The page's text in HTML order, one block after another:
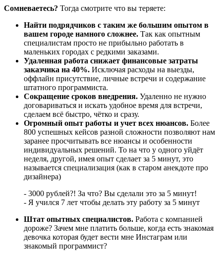
Сомневаетесь? Тогда смотрите что вы теряете:
Найти подрядчиков с таким же большим опытом в
вашем городе намного сложнее. Так как опытным
специалистам просто не прибыльно работать в
маленьких городах с редкими заказами.
Удаленная работа снижает финансовые затраты
заказчика на 40%. Исключая расходы на выезды,
оффлайн присутствие, личные встречи и содержание
штатного программиста.
Сокращение сроков внедрения. Удаленно не нужно
договариваться и искать удобное время для встречи,
сделаем всё быстро, чётко и сразу.
Огромный опыт работы и учет всех нюансов. Более
800 успешных кейсов разной сложности позволяют нам
заранее просчитывать все нюансы и особенности
индивидуальных решений. То на что у одного уйдёт
неделя, другой, имея опыт сделает за 5 минут, это
называется специализация (как в старом анекдоте про
дизайнера)
- 3000 рублей?! За что? Вы сделали это за 5 минут!
- Я учился 7 лет чтобы делать эту работу за 5 минут
Штат опытных специалистов. Работа с компанией
дороже? Зачем мне платить больше, когда есть знакомая
девочка которая будет вести мне Инстаграм или
знакомый программист?